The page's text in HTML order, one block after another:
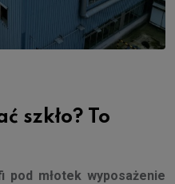
szkło? To
pod młotek wyposażenie